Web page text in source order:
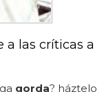
a las críticas a
gorda? háztelo